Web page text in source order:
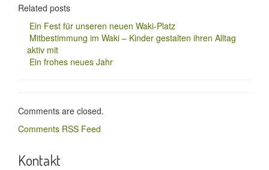
Related posts
Ein Fest für unseren neuen Waki-Platz
Mitbestimmung im Waki – Kinder gestalten ihren Alltag
aktiv mit
Ein frohes neues Jahr
Comments are closed.
Comments RSS Feed
Kontakt